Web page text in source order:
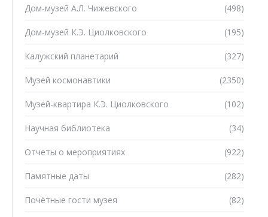
(498)
Дом-музей А.Л. Чижевского
(195)
Дом-музей К.Э. Циолковского
(327)
Калужский планетарий
(2350)
Музей космонавтики
(102)
Музей-квартира К.Э. Циолковского
(34)
Научная библиотека
(922)
Отчеты о мероприятиях
(282)
Памятные даты
(82)
Почётные гости музея